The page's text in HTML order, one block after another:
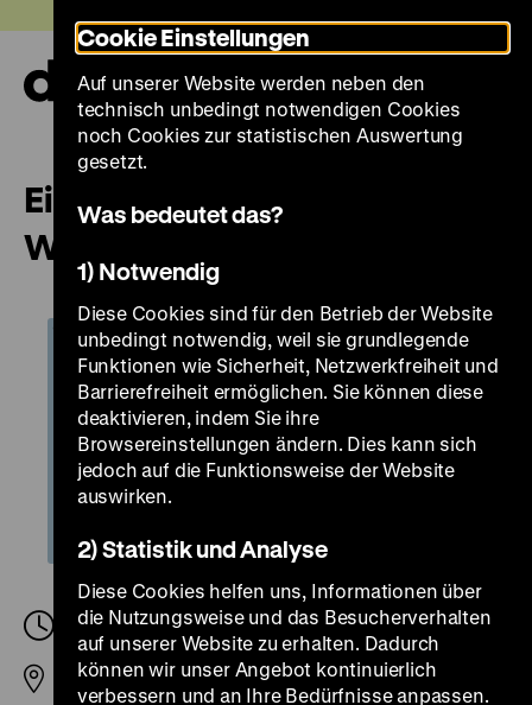
zum
Seiteninhalt
springen
Eine Forschungsreise in die
Welt vor 300 Jahren
Sonntag, 15. Dezember 2024, 14.00-15.45 Uhr
Pei-Bau
Cookie Einstellungen
Auf unserer Website werden neben den
technisch unbedingt notwendigen Cookies
noch Cookies zur statistischen Auswertung
gesetzt.
Was bedeutet das?
1) Notwendig
Diese Cookies sind für den Betrieb der Website
unbedingt notwendig, weil sie grundlegende
Funktionen wie Sicherheit, Netzwerkfreiheit und
Barrierefreiheit ermöglichen. Sie können diese
deaktivieren, indem Sie ihre
Browsereinstellungen ändern. Dies kann sich
jedoch auf die Funktionsweise der Website
auswirken.
2) Statistik und Analyse
Diese Cookies helfen uns, Informationen über
die Nutzungsweise und das Besucherverhalten
auf unserer Website zu erhalten. Dadurch
können wir unser Angebot kontinuierlich
verbessern und an Ihre Bedürfnisse anpassen.